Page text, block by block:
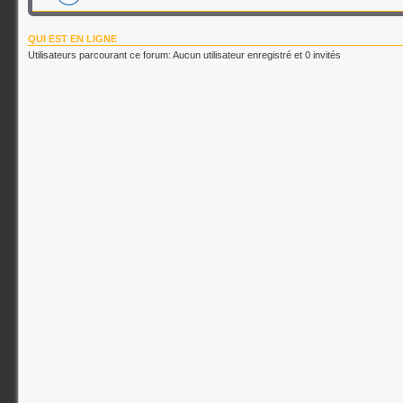
QUI EST EN LIGNE
Utilisateurs parcourant ce forum: Aucun utilisateur enregistré et 0 invités